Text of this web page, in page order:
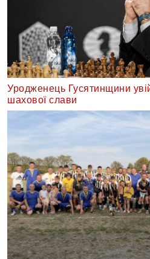
Уродженець Гусятинщини
шахової слави